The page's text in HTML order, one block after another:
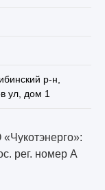
р-н,
ул, дом 1
рег. номер А